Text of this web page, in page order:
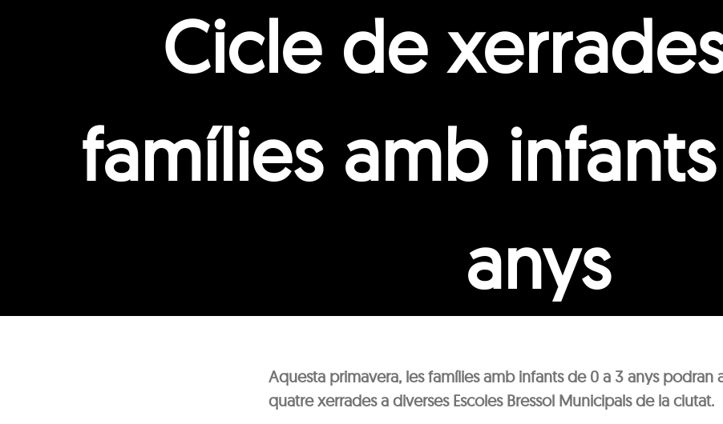
Cicle de
famílies amb
anys
Aquesta primavera, les famílies amb infants de 0 a 3 anys podran
quatre xerrades a diverses Escoles Bressol Municipals de la ciutat.